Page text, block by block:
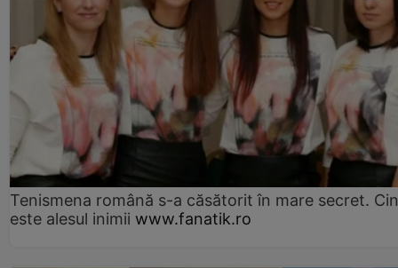
Tenismena română s-a căsătorit în mare secret.
este alesul inimii www.fanatik.ro